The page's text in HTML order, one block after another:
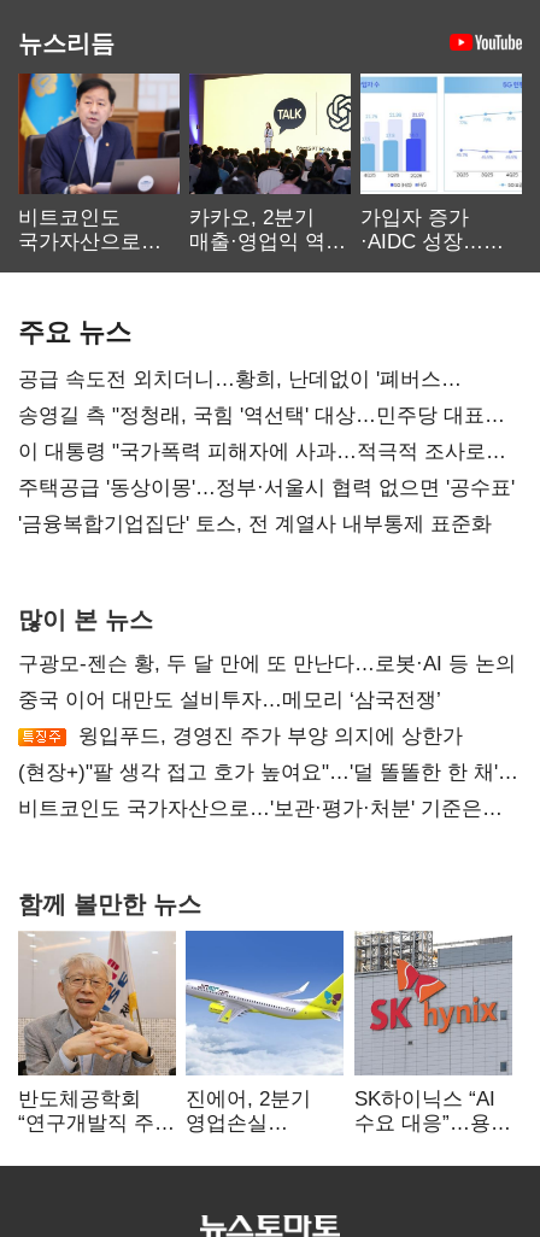
뉴스리듬
비트코인도
국가자산으로…'
카카오, 2분기
매출·영업익 역대
가입자 증가
·AIDC 성장…
주요 뉴스
공급 속도전 외치더니…황희, 난데없이 '폐버스
리모델링' 제안
송영길 측 "정청래, 국힘 '역선택' 대상…민주당 대표로
총선 지휘 못해"
이 대통령 "국가폭력 피해자에 사과…적극적 조사로
진실 밝혀야"
주택공급 '동상이몽'…정부·서울시 협력 없으면 '공수표'
'금융복합기업집단' 토스, 전 계열사 내부통제 표준화
많이 본 뉴스
구광모-젠슨 황, 두 달 만에 또 만난다…로봇·AI 등 논의
중국 이어 대만도 설비투자…메모리 ‘삼국전쟁’
윙입푸드, 경영진 주가 부양 의지에 상한가
(현장+)"팔 생각 접고 호가 높여요"…'덜 똘똘한 한 채'
20억 키맞추기
비트코인도 국가자산으로…'보관·평가·처분' 기준은
함께 볼만한 뉴스
반도체공학회
“연구개발직 주
개선해야”
진에어, 2분기
영업손실
상승 여파
SK하이닉스 “AI
수요 대응”…용인
투자